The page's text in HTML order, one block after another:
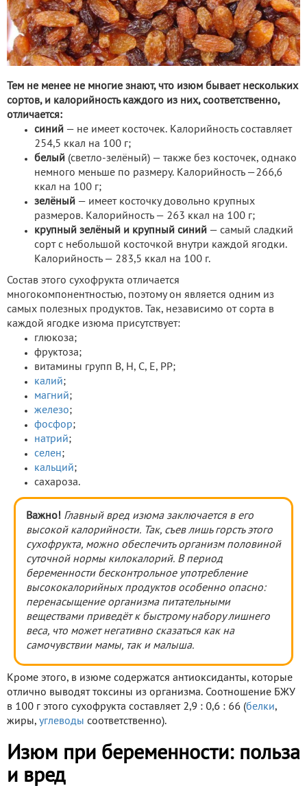
Тем не менее не многие знают, что изюм бывает нескольких
сортов, и калорийность каждого из них, соответственно,
отличается:
синий — не имеет косточек. Калорийность составляет
254,5 ккал на 100 г;
белый (светло-зелёный) — также без косточек, однако
немного меньше по размеру. Калорийность —266,6
ккал на 100 г;
зелёный — имеет косточку довольно крупных
размеров. Калорийность — 263 ккал на 100 г;
крупный зелёный и крупный синий — самый сладкий
сорт с небольшой косточкой внутри каждой ягодки.
Калорийность — 283,5 ккал на 100 г.
Состав этого сухофрукта отличается
многокомпонентностью, поэтому он является одним из
самых полезных продуктов. Так, независимо от сорта в
каждой ягодке изюма присутствует:
глюкоза;
фруктоза;
витамины групп B, H, С, Е, РР;
калий;
магний;
железо;
фосфор;
натрий;
селен;
кальций;
сахароза.
Важно! Главный вред изюма заключается в его
высокой калорийности. Так, съев лишь горсть этого
сухофрукта, можно обеспечить организм половиной
суточной нормы килокалорий. В период
беременности бесконтрольное употребление
высококалорийных продуктов особенно опасно:
перенасыщение организма питательными
веществами приведёт к быстрому набору лишнего
веса, что может негативно сказаться как на
самочувствии мамы, так и малыша.
Кроме этого, в изюме содержатся антиоксиданты, которые
отлично выводят токсины из организма. Соотношение БЖУ
в 100 г этого сухофрукта составляет 2,9 : 0,6 : 66 (белки,
жиры, углеводы соответственно).
Изюм при беременности: польза
и вред